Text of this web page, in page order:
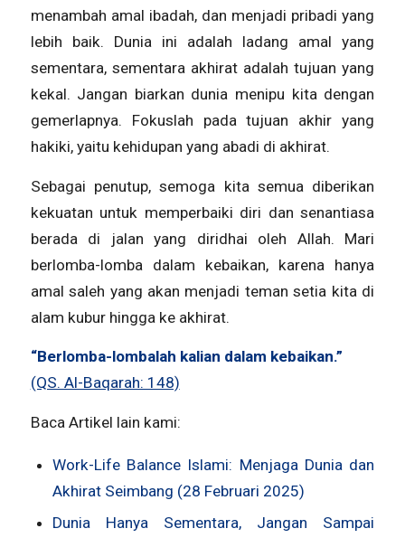
menambah amal ibadah, dan menjadi pribadi yang
lebih baik. Dunia ini adalah ladang amal yang
sementara, sementara akhirat adalah tujuan yang
kekal. Jangan biarkan dunia menipu kita dengan
gemerlapnya. Fokuslah pada tujuan akhir yang
hakiki, yaitu kehidupan yang abadi di akhirat.
Sebagai penutup, semoga kita semua diberikan
kekuatan untuk memperbaiki diri dan senantiasa
berada di jalan yang diridhai oleh Allah. Mari
berlomba-lomba dalam kebaikan, karena hanya
amal saleh yang akan menjadi teman setia kita di
alam kubur hingga ke akhirat.
“Berlomba-lombalah kalian dalam kebaikan.”
(QS. Al-Baqarah: 148)
Baca Artikel lain kami:
Work-Life Balance Islami: Menjaga Dunia dan
Akhirat Seimbang (28 Februari 2025)
Dunia Hanya Sementara, Jangan Sampai